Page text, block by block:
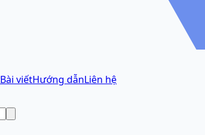
Bài viếtHướng dẫnLiên hệ